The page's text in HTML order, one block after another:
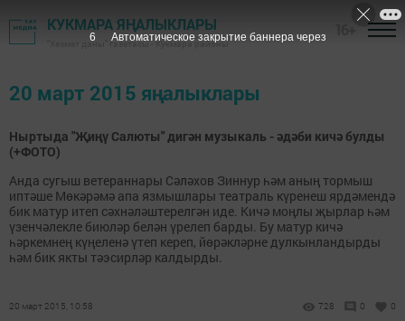
КУКМАРА ЯҢАЛЫКЛАРЫ
"Хезмәт даны" газетасы - Кукмара районы
20 март 2015 яңалыклары
Ныртыда "Җиңү Салюты" дигән музыкаль - әдәби кичә булды
(+ФОТО)
Анда сугыш ветераннары Сәләхов Зиннур һәм аның тормыш
иптәше Мөкәрәмә апа язмышлары театраль күренеш ярдәмендә
бик матур итеп сәхнәләштерелгән иде. Кичә моңлы җырлар һәм
үзенчәлекле биюләр белән үрелеп барды. Бу матур кичә
һәркемнең күңеленә үтеп кереп, йөрәкләрне дулкынландырды
һәм бик якты тәэсирләр калдырды.
20 март 2015, 10:58 728 0 0
5 Автоматическое закрытие баннера через